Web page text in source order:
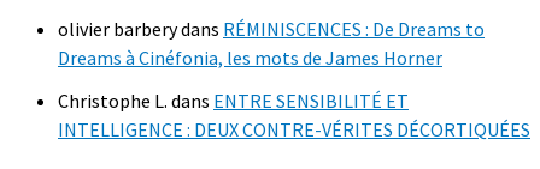
olivier barberydans RÉMINISCENCES : De Dreams to
Dreams à Cinéfonia, les mots de James Horner
Christophe L. dans ENTRE SENSIBILITÉ ET
INTELLIGENCE : DEUX CONTRE-VÉRITES DÉCORTIQUÉES